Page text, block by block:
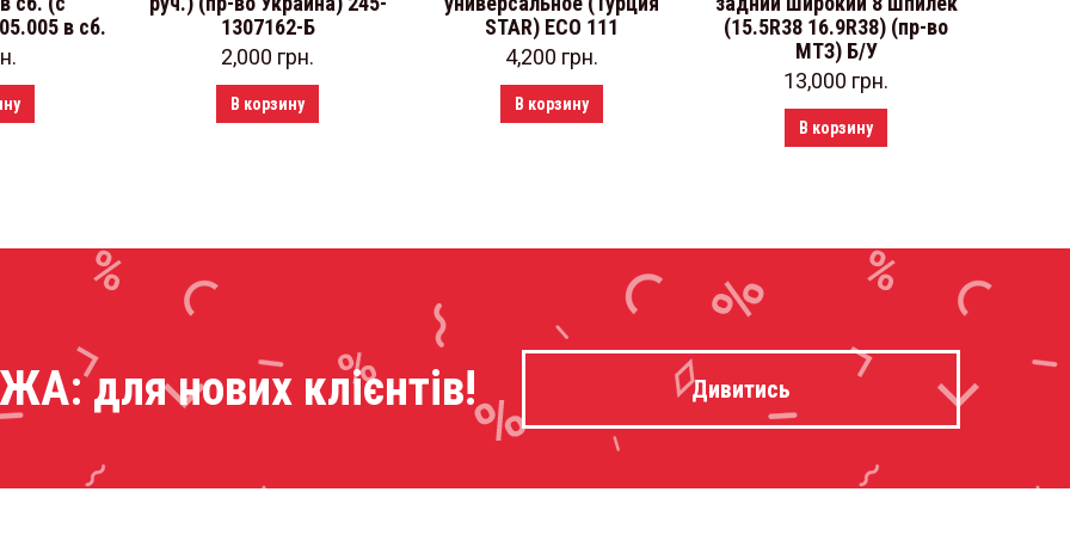
в сб.
1307162-Б
2,000 грн.
В корзину
STAR) ЕСО 111
4,200 грн.
В корзину
(15.5R38 16.9R38) (пр-во
МТЗ) Б/У
13,000 грн.
В корзину
для нових клієнтів! Дивитись